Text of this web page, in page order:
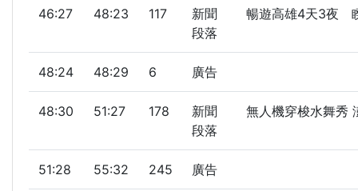
46:27 48:23 117
新聞
段落
暢遊高雄4天3夜
48:24 48:29 6 廣告
48:30 51:27 178
新聞
段落
無人機穿梭水舞秀
51:28 55:32 245 廣告